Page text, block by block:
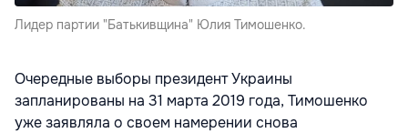
Лидер партии "Батькивщина" Юлия Тимошенко.
Очередные выборы президент Украины
запланированы на 31 марта 2019 года, Тимошенко
уже заявляла о своем намерении снова